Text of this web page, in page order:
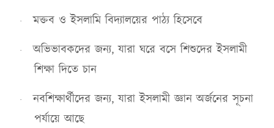
· মক্তব ও ইসলামি বিদ্যালয়ের পাঠ্য হিসেবে
· অভিভাবকদের জন্য,যারা ঘরে বসে শিশুদের ইসলামী
শিক্ষা দিতে চান
· নবশিক্ষার্থীদের জন্য,যারা ইসলামী জ্ঞান অর্জনের সূচনা
পর্যায়ে আছে